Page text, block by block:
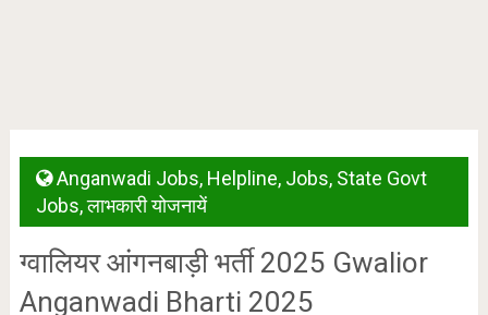
Anganwadi Jobs, Helpline, Jobs, State Govt
Jobs,लाभकारी योजनायें
ग्वालियर आंगनबाड़ी भर्ती 2025 Gwalior
Anganwadi Bharti 2025